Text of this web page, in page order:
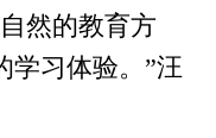
然的教育方
学习体验。”汪